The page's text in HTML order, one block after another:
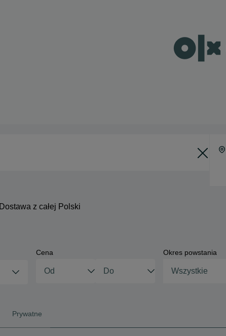
Dostawa z całej Polski
Cena Okres powstania
Wszystkie
Prywatne